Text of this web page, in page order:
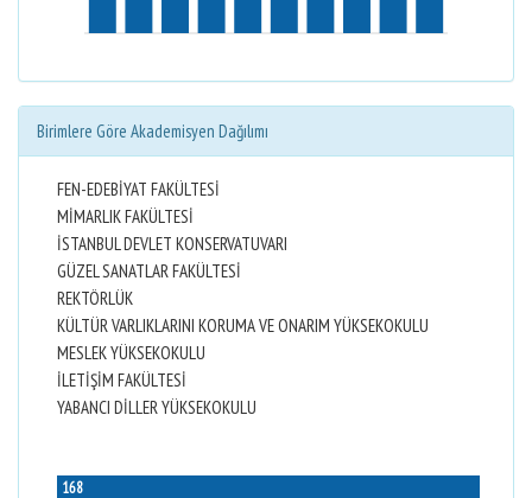
Birimlere Göre Akademisyen Dağılımı
FEN-EDEBİYAT FAKÜLTESİ
MİMARLIK FAKÜLTESİ
İSTANBUL DEVLET KONSERVATUVARI
GÜZEL SANATLAR FAKÜLTESİ
REKTÖRLÜK
KÜLTÜR VARLIKLARINI KORUMA VE ONARIM YÜKSEKOKULU
MESLEK YÜKSEKOKULU
İLETİŞİM FAKÜLTESİ
YABANCI DİLLER YÜKSEKOKULU
168